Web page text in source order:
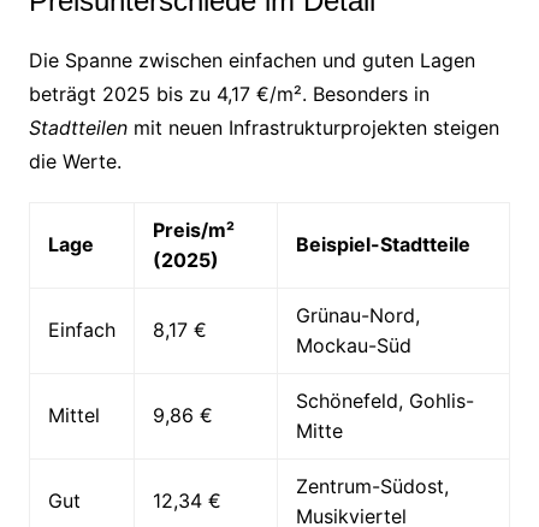
Die Spanne zwischen einfachen und guten Lagen
beträgt 2025 bis zu 4,17 €/m². Besonders in
Stadtteilenmit neuen Infrastrukturprojekten steigen
die Werte.
Lage
Preis/m²
(2025)
Beispiel-Stadtteile
Einfach 8,17 €
Grünau-Nord,
Mockau-Süd
Mittel 9,86 €
Schönefeld, Gohlis-
Mitte
Gut 12,34 €
Zentrum-Südost,
Musikviertel